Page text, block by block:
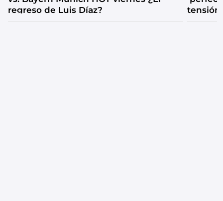
regreso de Luis Díaz?
tensión
catarsis